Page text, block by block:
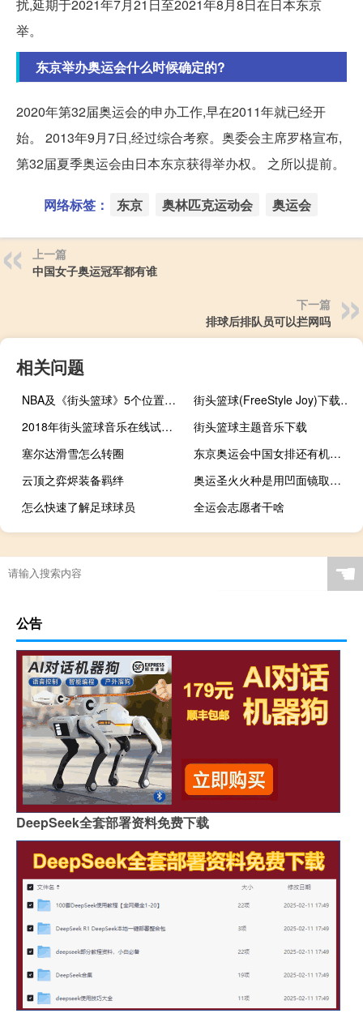
扰,延期于2021年7月21日至2021年8月8日在日本东京
举。
东京举办奥运会什么时候确定的?
2020年第32届奥运会的申办工作,早在2011年就已经开
始。 2013年9月7日,经过综合考察。奥委会主席罗格宣布,
第32届夏季奥运会由日本东京获得举办权。 之所以提前。
网络标签： 东京 奥林匹克运动会 奥运会
上一篇
中国女子奥运冠军都有谁
下一篇
排球后排队员可以拦网吗
相关问题
NBA及《街头篮球》5个位置的详细介绍
街头篮球(FreeStyle Joy)下载(电脑、安卓和IOS所有版本)
2018年街头篮球音乐在线试听及下载
街头篮球主题音乐下载
塞尔达滑雪怎么转圈
东京奥运会中国女排还有机会吗?
云顶之弈烬装备羁绊
奥运圣火火种是用凹面镜取得的吗
怎么快速了解足球球员
全运会志愿者干啥
哪一位是现代奥运之父
高铁能带滑雪板吗
原神被迫单人怎么出去
nba1号有哪些明星 ☚
公告
DeepSeek全套部署资料免费下载